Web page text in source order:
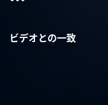
ビデオとの一致